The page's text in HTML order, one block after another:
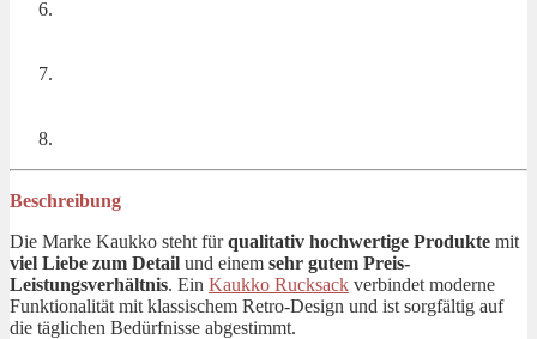
Beschreibung
Die Marke Kaukko steht fürqualitativ hochwertige Produkte mit
viel Liebe zum Detail und einem sehr gutem Preis-
Leistungsverhältnis. Ein Kaukko Rucksack verbindet moderne
Funktionalität mit klassischem Retro-Design und ist sorgfältig auf
die täglichen Bedürfnisse abgestimmt.